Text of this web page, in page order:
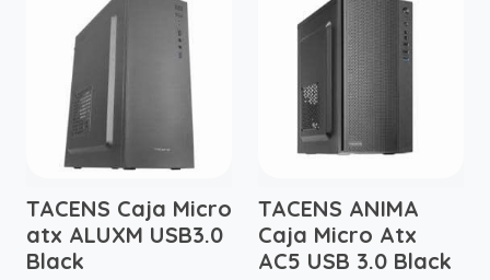
TACENS Caja Micro
atx ALUXM USB3.0
Black
TACENS ANIMA
Caja Micro Atx
AC5 USB 3.0 Black